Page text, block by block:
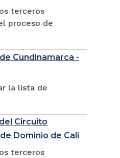
terceros
proceso de
Cundinamarca -
la lista de
Circuito
Dominio de Cali
terceros